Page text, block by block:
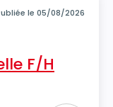
le 05/08/2026
F/H